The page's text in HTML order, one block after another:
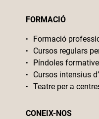
FORMACIÓ
Formació
Cursos regulars
Píndoles
Cursos intensius
Teatre per a
CONEIX-NOS